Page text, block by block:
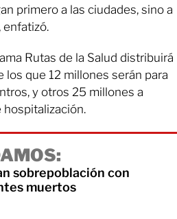
primero a las ciudades, sino a
enfatizó.
Rutas de la Salud distribuirá
los que 12 millones serán para
y otros 25 millones a
sobrepoblación con
muertos